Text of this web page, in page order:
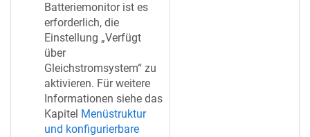
Batteriemonitor ist es
erforderlich, die
Einstellung „Verfügt
über
Gleichstromsystem“ zu
aktivieren. Für weitere
Informationen siehe das
Kapitel Menüstruktur
und konfigurierbare